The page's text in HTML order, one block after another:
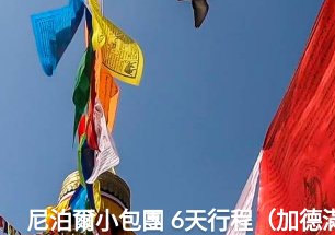
尼泊爾小包團 6天行程（加德